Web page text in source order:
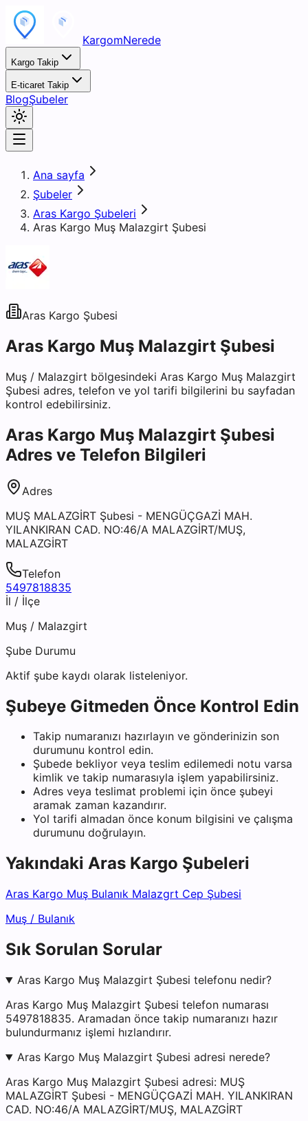
KargomNerede
Kargo Takip
E-ticaret Takip
BlogŞubeler
Ana sayfa
Şubeler
Aras Kargo Şubeleri
Aras Kargo Muş Malazgirt Şubesi
Aras Kargo Şubesi
Aras Kargo Muş Malazgirt Şubesi
Muş / Malazgirt bölgesindeki Aras Kargo Muş Malazgirt
Şubesi adres, telefon ve yol tarifi bilgilerini bu sayfadan
kontrol edebilirsiniz.
Aras Kargo Muş Malazgirt Şubesi
Adres ve Telefon Bilgileri
Adres
MUŞ MALAZGİRT Şubesi - MENGÜÇGAZİ MAH.
YILANKIRAN CAD. NO:46/A MALAZGİRT/MUŞ,
MALAZGİRT
Telefon
5497818835
İl / İlçe
Muş / Malazgirt
Şube Durumu
Aktif şube kaydı olarak listeleniyor.
Şubeye Gitmeden Önce Kontrol Edin
Takip numaranızı hazırlayın ve gönderinizin son
durumunu kontrol edin.
Şubede bekliyor veya teslim edilemedi notu varsa
kimlik ve takip numarasıyla işlem yapabilirsiniz.
Adres veya teslimat problemi için önce şubeyi
aramak zaman kazandırır.
Yol tarifi almadan önce konum bilgisini ve çalışma
durumunu doğrulayın.
Yakındaki Aras Kargo Şubeleri
Aras Kargo Muş Bulanık Malazgrt Cep Şubesi
Muş / Bulanık
Sık Sorulan Sorular
Aras Kargo Muş Malazgirt Şubesi telefonu nedir?
Aras Kargo Muş Malazgirt Şubesi telefon numarası
5497818835. Aramadan önce takip numaranızı hazır
bulundurmanız işlemi hızlandırır.
Aras Kargo Muş Malazgirt Şubesi adresi nerede?
Aras Kargo Muş Malazgirt Şubesi adresi: MUŞ
MALAZGİRT Şubesi - MENGÜÇGAZİ MAH. YILANKIRAN
CAD. NO:46/A MALAZGİRT/MUŞ, MALAZGİRT